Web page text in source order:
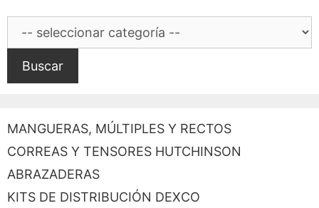
Buscar
MANGUERAS, MÚLTIPLES Y RECTOS
CORREAS Y TENSORES HUTCHINSON
ABRAZADERAS
KITS DE DISTRIBUCIÓN DEXCO